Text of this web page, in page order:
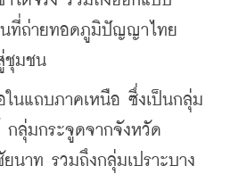
นที่ถ่ายทอดภูมิปัญญาไทย
ชุมชน
แถบภาคเหนือ ซึ่งเป็นกลุ่ม
กลุ่มกระจูดจากจังหวัด
นาท รวมถึงกลุ่มเปราะบาง